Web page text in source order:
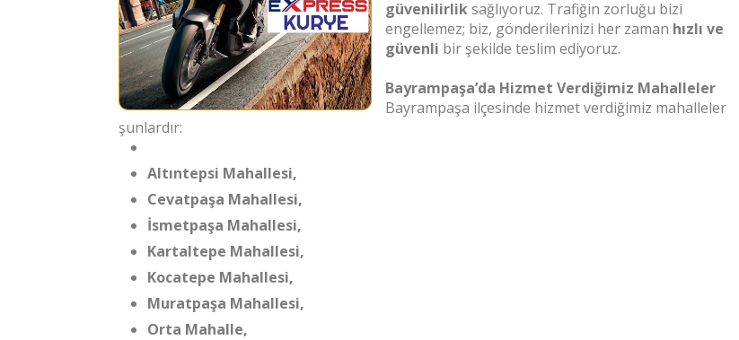
güvenilirliksağlıyoruz. Trafiğin zorluğu bizi
engellemez; biz, gönderilerinizi her zaman hızlı ve
güvenli bir şekilde teslim ediyoruz.
Bayrampaşa’da Hizmet Verdiğimiz Mahalleler
Bayrampaşa ilçesinde hizmet verdiğimiz mahalleler
şunlardır:
Altıntepsi Mahallesi,
Cevatpaşa Mahallesi,
İsmetpaşa Mahallesi,
Kartaltepe Mahallesi,
Kocatepe Mahallesi,
Muratpaşa Mahallesi,
Orta Mahalle,